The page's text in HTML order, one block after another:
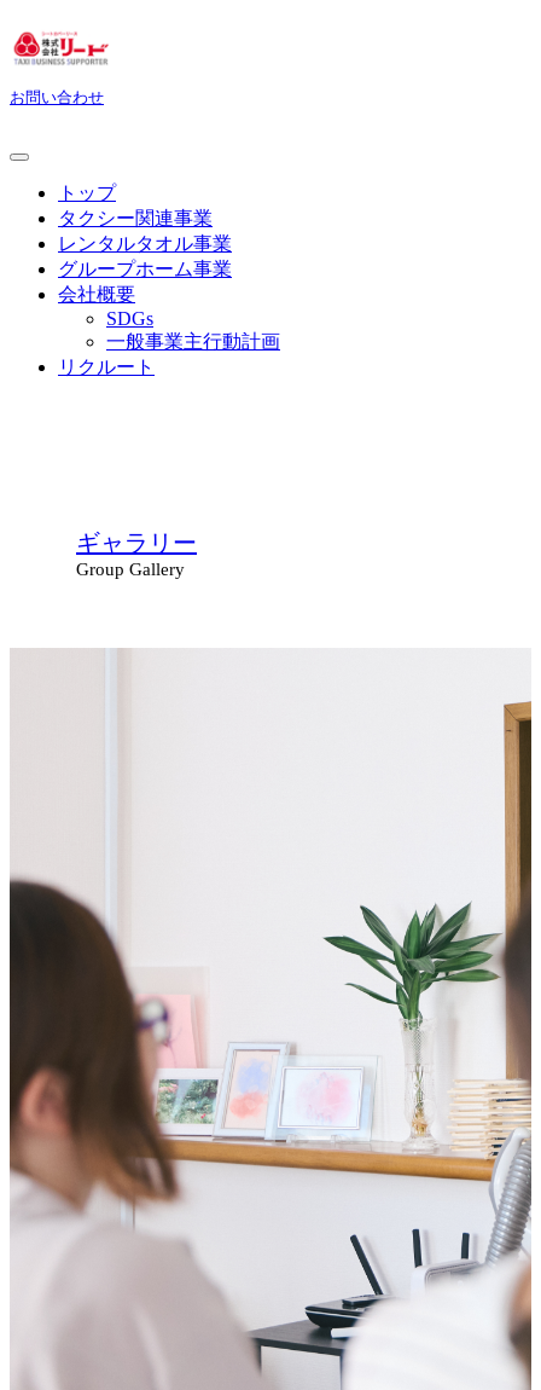
お問い合わせ
トップ
タクシー関連事業
レンタルタオル事業
グループホーム事業
会社概要
SDGs
一般事業主行動計画
リクルート
ギャラリー
Group Gallery